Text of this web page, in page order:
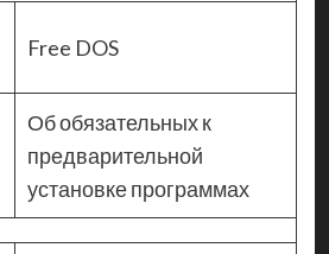
Free DOS
Об обязательных к
предварительной
установке программах